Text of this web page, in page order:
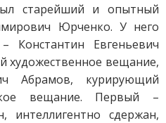
старейший и опытный
Юрченко. У него
Константин Евгеньевич
художественное вещание,
Абрамов, курирующий
вещание. Первый –
интеллигентно сдержан,